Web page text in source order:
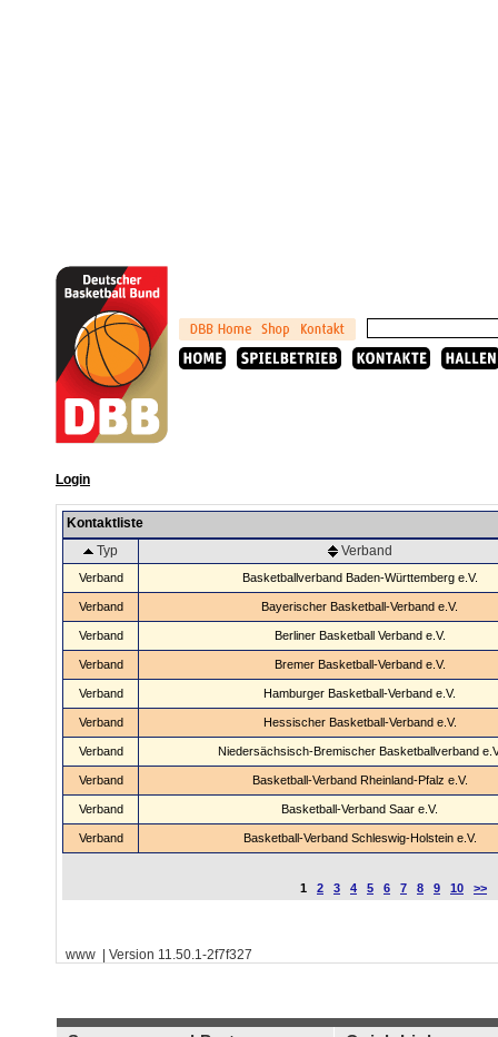
Login
Kontaktliste
Typ
Verband
Verband Basketballverband Baden-Württemberg e.V.
Verband Bayerischer Basketball-Verband e.V.
Verband Berliner Basketball Verband e.V.
Verband Bremer Basketball-Verband e.V.
Verband Hamburger Basketball-Verband e.V.
Verband Hessischer Basketball-Verband e.V.
Verband Niedersächsisch-Bremischer Basketballverband
Verband Basketball-Verband Rheinland-Pfalz e.V.
Verband Basketball-Verband Saar e.V.
Verband Basketball-Verband Schleswig-Holstein e.V.
1 2 3 4 5 6 7 8 9 10 >>
www | Version 11.50.1-2f7f327